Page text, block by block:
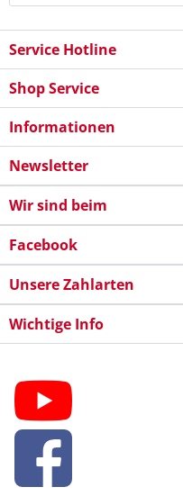
Service Hotline
Shop Service
Informationen
Newsletter
Wir sind beim
Facebook
Unsere Zahlarten
Wichtige Info